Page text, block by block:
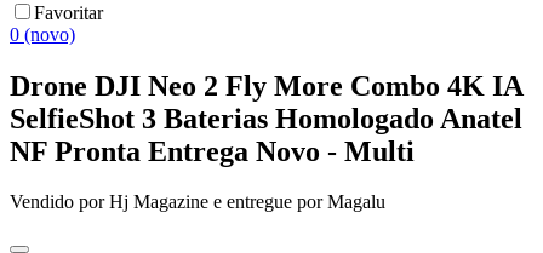
Favoritar
0 (novo)
Drone DJI Neo 2 Fly More Combo 4K IA
SelfieShot 3 Baterias Homologado Anatel
NF Pronta Entrega Novo - Multi
Vendido porHj Magazine e entregue por Magalu